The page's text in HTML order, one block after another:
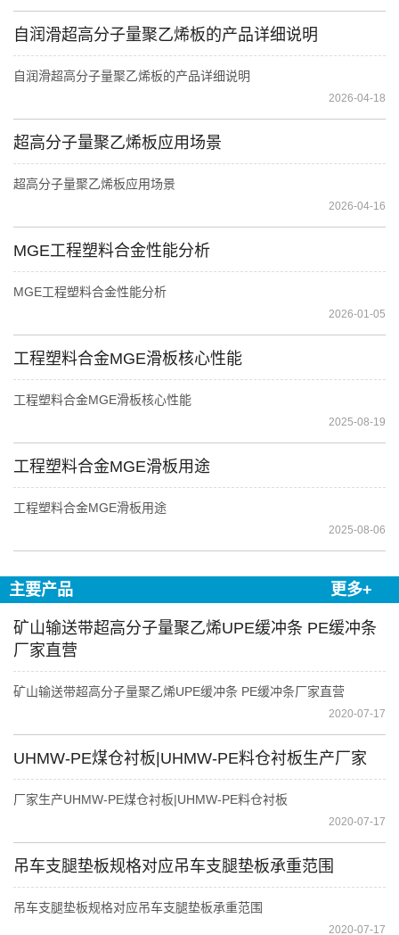
自润滑超高分子量聚乙烯板的产品详细说明
自润滑超高分子量聚乙烯板的产品详细说明
2026-04-18
超高分子量聚乙烯板应用场景
超高分子量聚乙烯板应用场景
2026-04-16
MGE工程塑料合金性能分析
MGE工程塑料合金性能分析
2026-01-05
工程塑料合金MGE滑板核心性能
工程塑料合金MGE滑板核心性能
2025-08-19
工程塑料合金MGE滑板用途
工程塑料合金MGE滑板用途
2025-08-06
主要产品 更多+
矿山输送带超高分子量聚乙烯UPE缓冲条 PE缓冲条
厂家直营
矿山输送带超高分子量聚乙烯UPE缓冲条 PE缓冲条厂家直营
2020-07-17
UHMW-PE煤仓衬板|UHMW-PE料仓衬板生产厂家
厂家生产UHMW-PE煤仓衬板|UHMW-PE料仓衬板
2020-07-17
吊车支腿垫板规格对应吊车支腿垫板承重范围
吊车支腿垫板规格对应吊车支腿垫板承重范围
2020-07-17